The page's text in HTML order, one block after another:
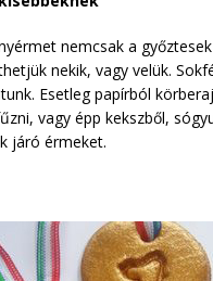
nemcsak a
nekik, vagy velük.
Esetleg papírból
vagy épp kekszből,
járó érmeket.